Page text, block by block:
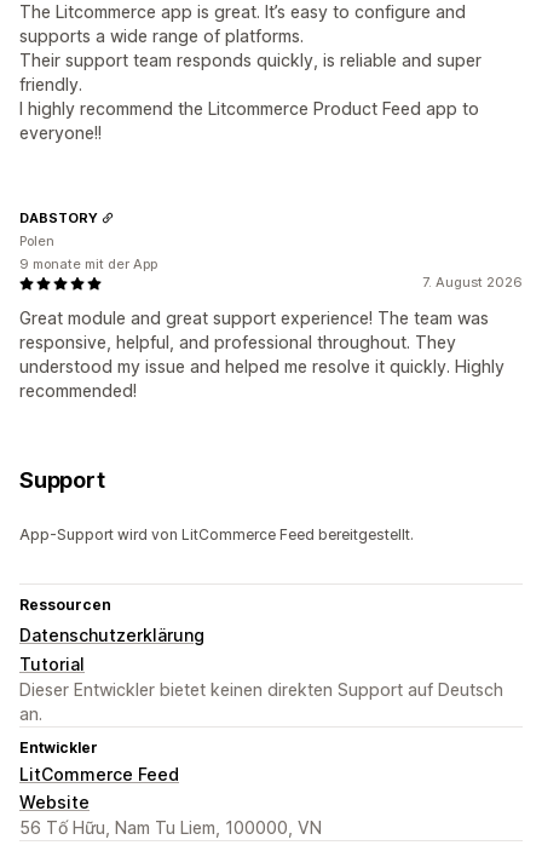
The Litcommerce app is great. It’s easy to configure and
supports a wide range of platforms.
Their support team responds quickly, is reliable and super
friendly.
I highly recommend the Litcommerce Product Feed app to
everyone!!
7. August 2026
Great module and great support experience! The team was
responsive, helpful, and professional throughout. They
understood my issue and helped me resolve it quickly. Highly
recommended!
DABSTORY
Polen
9 monate mit der App
Support
App-Support wird von LitCommerce Feed bereitgestellt.
Ressourcen
Datenschutzerklärung
Tutorial
Dieser Entwickler bietet keinen direkten Support auf Deutsch
an.
Entwickler
LitCommerce Feed
Website
56 Tố Hữu, Nam Tu Liem, 100000, VN